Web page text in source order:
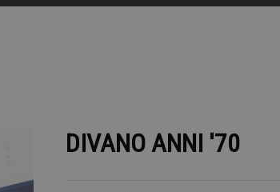
DIVANO ANNI '70